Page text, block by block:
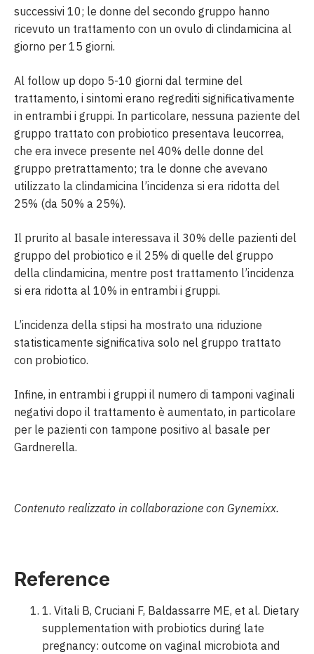
successivi 10; le donne del secondo gruppo hanno
ricevuto un trattamento con un ovulo di clindamicina al
giorno per 15 giorni.
Al follow up dopo 5-10 giorni dal termine del
trattamento, i sintomi erano regrediti significativamente
in entrambi i gruppi. In particolare, nessuna paziente del
gruppo trattato con probiotico presentava leucorrea,
che era invece presente nel 40% delle donne del
gruppo pretrattamento; tra le donne che avevano
utilizzato la clindamicina l’incidenza si era ridotta del
25% (da 50% a 25%).
Il prurito al basale interessava il 30% delle pazienti del
gruppo del probiotico e il 25% di quelle del gruppo
della clindamicina, mentre post trattamento l’incidenza
si era ridotta al 10% in entrambi i gruppi.
L’incidenza della stipsi ha mostrato una riduzione
statisticamente significativa solo nel gruppo trattato
con probiotico.
Infine, in entrambi i gruppi il numero di tamponi vaginali
negativi dopo il trattamento è aumentato, in particolare
per le pazienti con tampone positivo al basale per
Gardnerella.
Contenuto realizzato in collaborazione con Gynemixx.
Reference
1. Vitali B, Cruciani F, Baldassarre ME, et al. Dietary
supplementation with probiotics during late
pregnancy: outcome on vaginal microbiota and